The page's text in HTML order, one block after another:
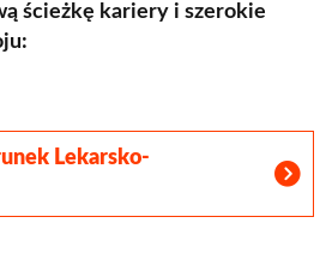
ścieżkę kariery i szerokie
Lekarsko-